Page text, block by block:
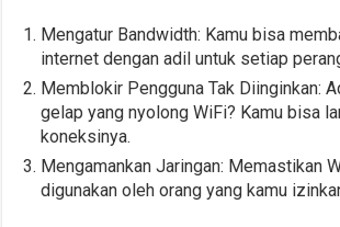
Mengatur Bandwidth: Kamu bisa
internet dengan adil untuk setiap
Memblokir Pengguna Tak Diinginkan:
gelap yang nyolong WiFi? Kamu bisa
koneksinya.
Mengamankan Jaringan: Memastikan
digunakan oleh orang yang kamu